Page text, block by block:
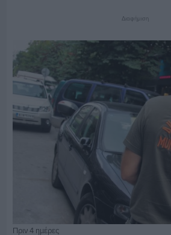
Διαφήμιση
Πριν 4 ημέρες